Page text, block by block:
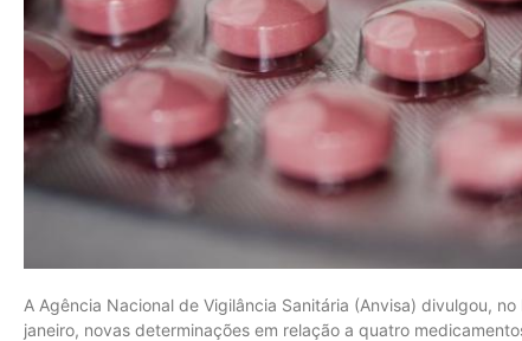
A Agência Nacional de Vigilância Sanitária (Anvisa) divulgou,
janeiro, novas determinações em relação a quatro